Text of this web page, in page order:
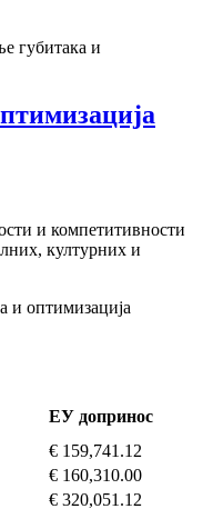
губитака и
и компетитивности
културних и
и оптимизација
EУ допринос
€ 159,741.12
€ 160,310.00
€ 320,051.12